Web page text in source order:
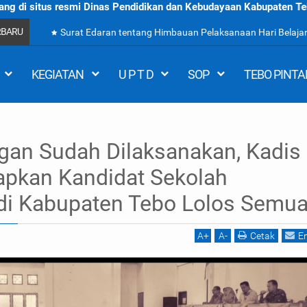
Pendidikan dan Kebudayaan Kabupaten Tebo Provinsi Jambi
Surat Edaran tentang Himbauan Pelaksanaan Hari
KEGIATAN U P T D SOP TEBO
Kadis Dikbud Harapkan Kandidat Sekolah Penggerak di Kabupaten Tebo
Sudah Dilaksanakan, Kadis
Kandidat Sekolah
Kabupaten Tebo Lolos
A+ A- Cetak